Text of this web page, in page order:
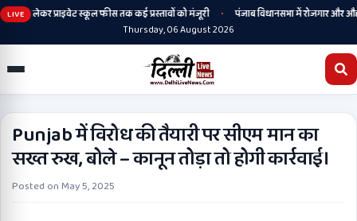
LIVEसे लेकर प्राइवेट स्कूल फीस तक कई प्रस्तावों को मंजूरी •
पंजाब विधानसभा में रोजगार और
Thursday, 06 August 2026
Punjab में विरोध की तैयारी पर सीएम मान का
सख्त रुख, बोले – कानून तोड़ा तो होगी कार्रवाई।
Posted on May 5, 2025